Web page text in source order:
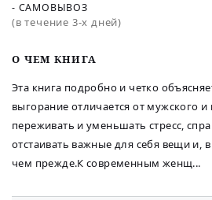
O ЧЕМ КНИГА
Эта книга подробно и четко
выгорание отличается от мужского и
переживать и уменьшать стресс,
отстаивать важные для себя вещи и,
чем прежде.К современным женщ
- САМОВЫВОЗ
(в течение 3-х дней)